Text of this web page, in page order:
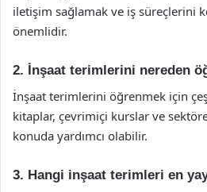
iletişim sağlamak ve iş süreçlerini
önemlidir.
2. İnşaat terimlerini nereden
İnşaat terimlerini öğrenmek için
kitaplar, çevrimiçi kurslar ve
konuda yardımcı olabilir.
3. Hangi inşaat terimleri en